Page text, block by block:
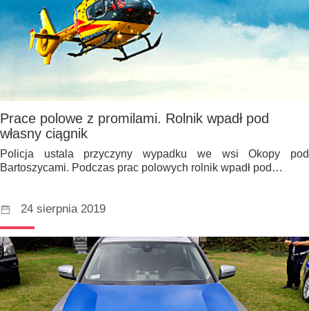
Prace polowe z promilami. Rolnik wpadł pod
własny ciągnik
Policja ustala przyczyny wypadku we wsi Okopy pod
Bartoszycami. Podczas prac polowych rolnik wpadł pod…
24 sierpnia 2019